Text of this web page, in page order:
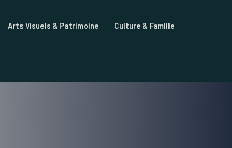
Arts Visuels & Patrimoine Culture & Famille